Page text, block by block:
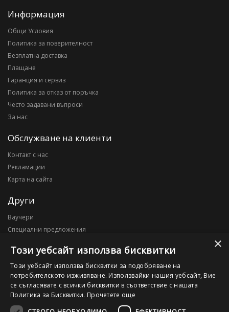
Информация
Общи Условия
Политика за поверителност
Безплатна доставка
Плащане
Гаранция и сервиз
Политика за отказ от поръчка
Често задавани въпроси
За нас
Обслужване на клиенти
Контакт с нас
Рекламации
Карта на сайта
Други
Ваучери
Специални предложения
Моят профил
Моят профил
История на поръчките
Желани продукти
×
Този уебсайт използва бисквитки
Този уебсайт използва бисквитки за подобряване на
потребителското изживяване. Използвайки нашия уебсайт, Вие
се съгласявате с всички бисквитки в съответствие с нашата
Политика за Бисквитки. Прочетете още